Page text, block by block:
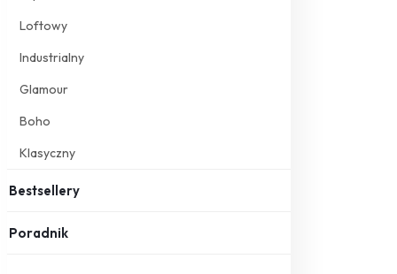
Loftowy
Industrialny
Glamour
Boho
Klasyczny
Bestsellery
Poradnik